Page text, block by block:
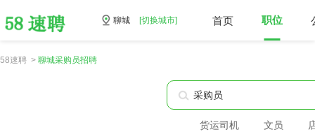
聊城 [切换城市] 首页 职位
58速聘 > 聊城采购员招聘
货运司机 文员